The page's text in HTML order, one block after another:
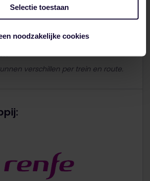
Selectie toestaan
noodzakelijke cookies
voor invaliden
verschillen per trein en route.